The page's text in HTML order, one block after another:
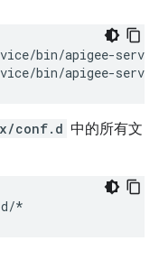
bin/apigee-
conf.d 中的所有文
*